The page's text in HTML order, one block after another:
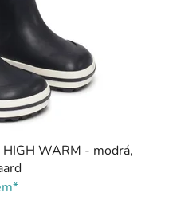
WARM - modrá,